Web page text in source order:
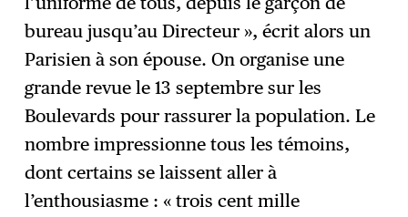
bureau jusqu’au Directeur », écrit alors un
Parisien à son épouse. On organise une
grande revue le 13 septembre sur les
Boulevards pour rassurer la population. Le
nombre impressionne tous les témoins,
dont certains se laissent aller à
l’enthousiasme : « trois cent mille